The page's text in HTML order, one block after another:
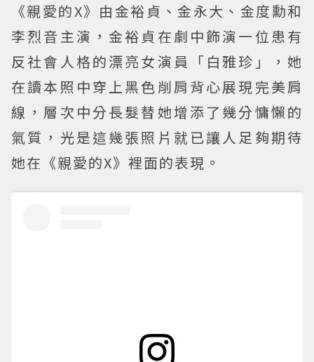
《親愛的X》由金裕貞、金永大、金度勳和
李烈音主演，金裕貞在劇中飾演一位患有
反社會人格的漂亮女演員「白雅珍」，她
在讀本照中穿上黑色削肩背心展現完美肩
線，層次中分長髮替她增添了幾分慵懶的
氣質，光是這幾張照片就已讓人足夠期待
她在《親愛的X》裡面的表現。